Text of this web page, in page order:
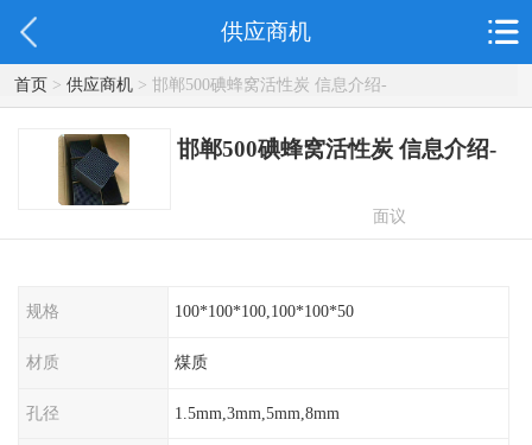
供应商机
首页> 供应商机> 邯郸500碘蜂窝活性炭 信息介绍-
邯郸500碘蜂窝活性炭 信息介绍-
面议
规格 100*100*100,100*100*50
材质 煤质
孔径 1.5mm,3mm,5mm,8mm